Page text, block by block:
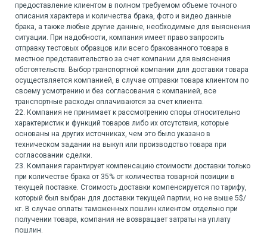
предоставление клиентом в полном требуемом объеме точного
описания характера и количества брака, фото и видео данные
брака, а также любые другие данные, необходимые для выяснения
ситуации. При надобности, компания имеет право запросить
отправку тестовых образцов или всего бракованного товара в
местное представительство за счет компании для выяснения
обстоятельств. Выбор транспортной компании для доставки товара
осуществляется компанией, в случае отправки товара клиентом по
своему усмотрению и без согласования с компанией, все
транспортные расходы оплачиваются за счет клиента.
22. Компания не принимает к рассмотрению споры относительно
характеристик и функций товаров либо их отсутствия, которые
основаны на других источниках, чем это было указано в
техническом задании на выкуп или производство товара при
согласовании сделки.
23. Компания гарантирует компенсацию стоимости доставки только
при количестве брака от 35% от количества товарной позиции в
текущей поставке. Стоимость доставки компенсируется по тарифу,
который был выбран для доставки текущей партии, но не выше 5$/
кг. В случае оплаты таможенных пошлин клиентом отдельно при
получении товара, компания не возвращает затраты на уплату
пошлин.